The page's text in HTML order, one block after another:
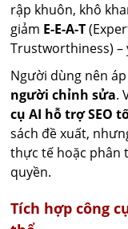
rập khuôn, khô
giảm E-E-A-T
Trustworthiness) –
Người dùng nên
người chỉnh sửa.
cụ AI hỗ trợ SEO
sách đề xuất,
thực tế hoặc phân
quyền.
Tích hợp công